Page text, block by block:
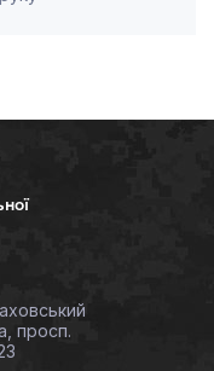
просп.